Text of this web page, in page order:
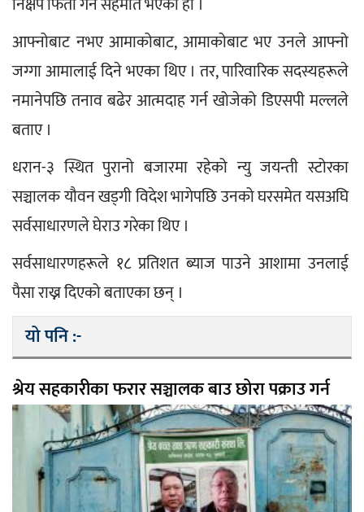
आफ्नोबाट नभए आमाकोबाट, आमाकोबाट भए उनले आफ्नो
जग्गा आमालाई दिने भएका थिए । तर, पारिवारिक सदस्यहरूले
नमानेपछि तनाव बढेर आत्मदाह गर्न खोजेको डिएसपी मल्लले
बताए ।
धरान-३ स्थित पुरानो बजारमा रहेको न्यु जयन्ती स्टोरका
सञ्चालक यौवन खड्गी विदेश भागेपछि उनको घरसमेत यसअघि
सर्वसाधारणले घेराउ गरेका थिए ।
सर्वसाधारणहरूले १८ प्रतिशत ब्याज पाउने आशामा उनलाई
पैसा राख्न दिएको बताएका छन् ।
यो पनि :-
श्रेय सहकारीका फरार सञ्चालक बाउ छोरा पक्राउ गर्न